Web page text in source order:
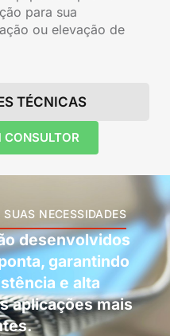
TÉCNICAS
para sua
ou elevação de
CONSULTOR
NECESSIDADES
desenvolvidos
garantindo
e alta
aplicações mais